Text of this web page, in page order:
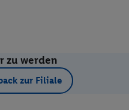
zu werden
zur Filiale